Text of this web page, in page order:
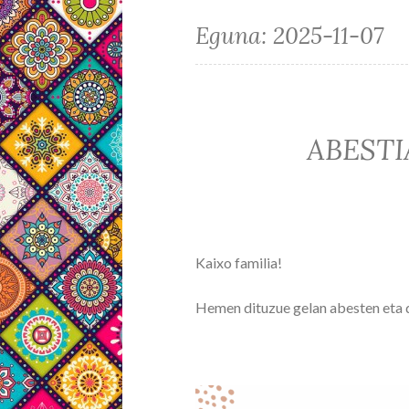
Eguna:2025-11-07
Kaixo familia!
Hemen dituzue gelan abesten